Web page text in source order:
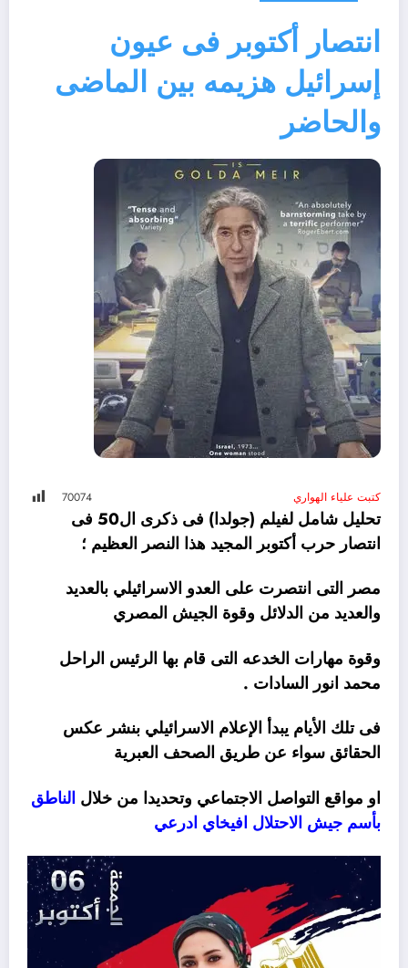
انتصار أكتوبر فى عيون
إسرائيل هزيمه بين الماضى
والحاضر
70074 كتبت علياء الهواري
تحليل شامل لفيلم (جولدا) فى ذكرى ال50 فى
انتصار حرب أكتوبر المجيد هذا النصر العظيم ؛
مصر التى انتصرت على العدو الاسرائيلي بالعديد
والعديد من الدلائل وقوة الجيش المصري
وقوة مهارات الخدعه التى قام بها الرئيس الراحل
محمد انور السادات .
فى تلك الأيام يبدأ الإعلام الاسرائيلي بنشر عكس
الحقائق سواء عن طريق الصحف العبرية
او مواقع التواصل الاجتماعي وتحديدا من خلال الناطق
بأسم جيش الاحتلال افيخاي ادرعي